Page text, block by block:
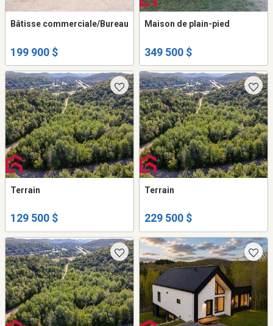
Bâtisse commerciale/Bureau
199 900 $
Maison de plain-pied
349 500 $
Terrain
129 500 $
Terrain
229 500 $